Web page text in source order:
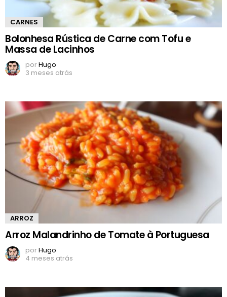
CARNES
Bolonhesa Rústica de Carne com Tofu e
Massa de Lacinhos
porHugo
3 meses atrás
ARROZ
Arroz Malandrinho de Tomate à Portuguesa
porHugo
4 meses atrás